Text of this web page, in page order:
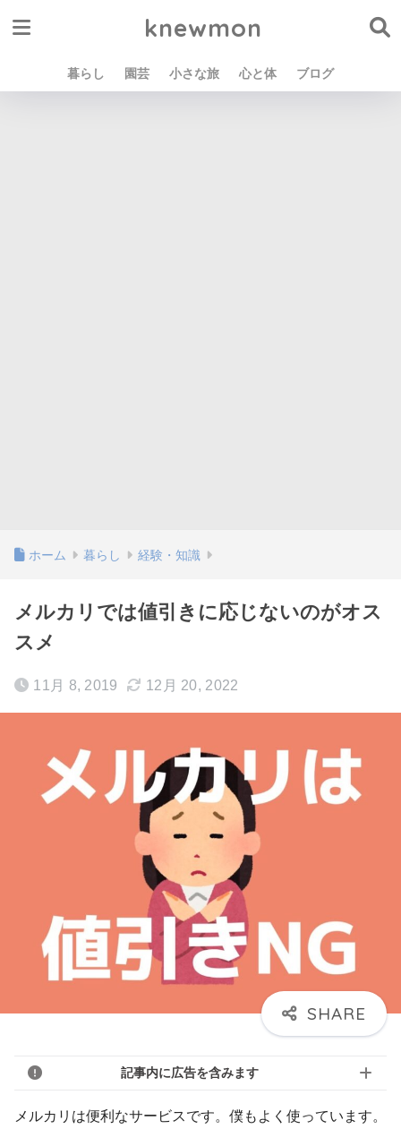
knewmon
暮らし 園芸 小さな旅 心と体 ブログ
ホーム 暮らし 経験・知識
メルカリでは値引きに応じないのがオス
スメ
11月 8, 2019 12月 20, 2022
記事内に広告を含みます
メルカリは便利なサービスです。僕もよく使っています。